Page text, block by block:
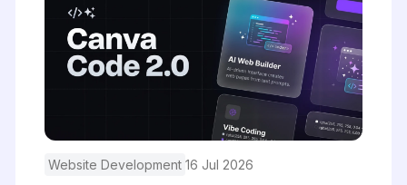
Website Development 16 Jul 2026